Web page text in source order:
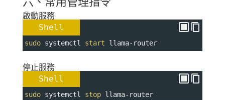
啟動服務
Shell
sudo systemctl start llama-router
停止服務
Shell
sudo systemctl stop llama-router